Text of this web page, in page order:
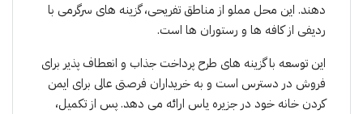
دهند. این محل مملو از مناطق تفریحی، گزینه های سرگرمی با
ردیفی از کافه ها و رستوران ها است.
این توسعه با گزینه های طرح پرداخت جذاب و انعطاف پذیر برای
فروش در دسترس است و به خریداران فرصتی عالی برای ایمن
کردن خانه خود در جزیره یاس ارائه می دهد. پس از تکمیل،